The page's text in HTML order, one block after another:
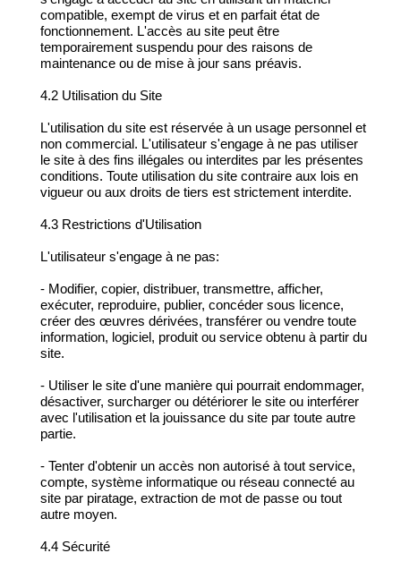
compatible, exempt de virus et en parfait état de
fonctionnement. L'accès au site peut être
temporairement suspendu pour des raisons de
maintenance ou de mise à jour sans préavis.
4.2 Utilisation du Site
L'utilisation du site est réservée à un usage personnel et
non commercial. L'utilisateur s'engage à ne pas utiliser
le site à des fins illégales ou interdites par les présentes
conditions. Toute utilisation du site contraire aux lois en
vigueur ou aux droits de tiers est strictement interdite.
4.3 Restrictions d'Utilisation
L'utilisateur s'engage à ne pas:
- Modifier, copier, distribuer, transmettre, afficher,
exécuter, reproduire, publier, concéder sous licence,
créer des œuvres dérivées, transférer ou vendre toute
information, logiciel, produit ou service obtenu à partir du
site.
- Utiliser le site d'une manière qui pourrait endommager,
désactiver, surcharger ou détériorer le site ou interférer
avec l'utilisation et la jouissance du site par toute autre
partie.
- Tenter d'obtenir un accès non autorisé à tout service,
compte, système informatique ou réseau connecté au
site par piratage, extraction de mot de passe ou tout
autre moyen.
4.4 Sécurité